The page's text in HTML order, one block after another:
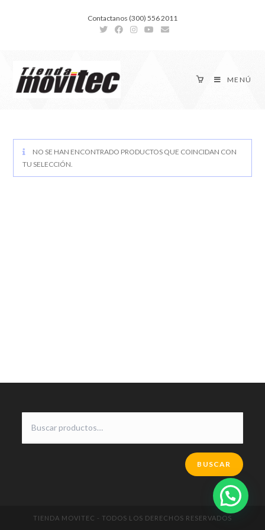
Contactanos (300) 556 2011
MENÚ
NO SE HAN ENCONTRADO PRODUCTOS QUE COINCIDAN CON
TU SELECCIÓN.
BUSCAR
TIENDA MOVITEC - TODOS LOS DERECHOS RESERVADOS